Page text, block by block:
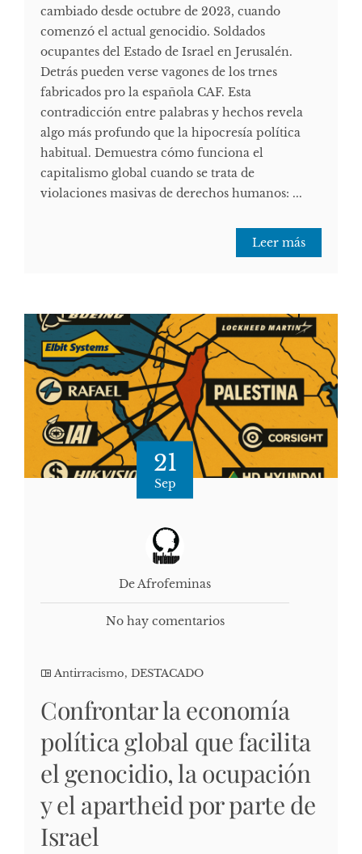
cambiado desde octubre de 2023, cuando
comenzó el actual genocidio. Soldados
ocupantes del Estado de Israel en Jerusalén.
Detrás pueden verse vagones de los trnes
fabricados pro la española CAF. Esta
contradicción entre palabras y hechos revela
algo más profundo que la hipocresía política
habitual. Demuestra cómo funciona el
capitalismo global cuando se trata de
violaciones masivas de derechos humanos: ...
Leer más
21
Sep
De Afrofeminas
No hay comentarios
Antirracismo, DESTACADO
Confrontar la economía
política global que facilita
el genocidio, la ocupación
y el apartheid por parte de
Israel